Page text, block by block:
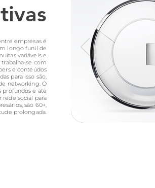
empresas é
longo funil de
variáveis e
se com
e conteúdos
para isso são,
networking. O
profundos e até
social para
são 60+,
prolongada.